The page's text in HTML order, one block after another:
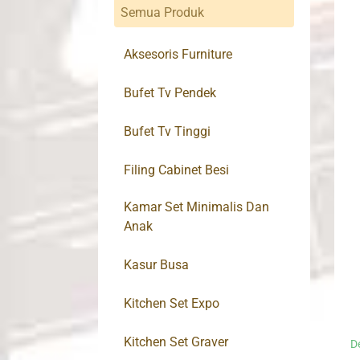
Semua Produk
Aksesoris Furniture
Bufet Tv Pendek
Bufet Tv Tinggi
Filing Cabinet Besi
Kamar Set Minimalis Dan
Anak
Kasur Busa
Kitchen Set Expo
Kitchen Set Graver